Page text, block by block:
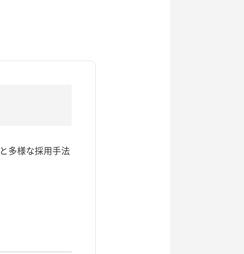
多様な採用手法